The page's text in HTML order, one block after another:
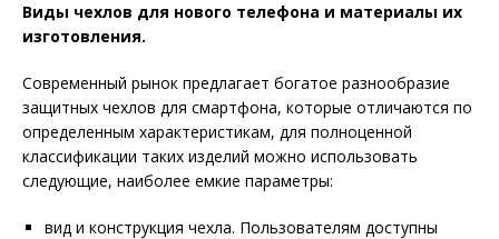
Виды чехлов для нового телефона и материалы их
изготовления.
Современный рынок предлагает богатое разнообразие
защитных чехлов для смартфона, которые отличаются по
определенным характеристикам, для полноценной
классификации таких изделий можно использовать
следующие, наиболее емкие параметры:
вид и конструкция чехла. Пользователям доступны